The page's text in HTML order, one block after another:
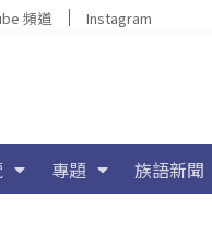
頻道 Instagram
專題 族語新聞